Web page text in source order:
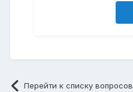
Перейти к списку вопросов